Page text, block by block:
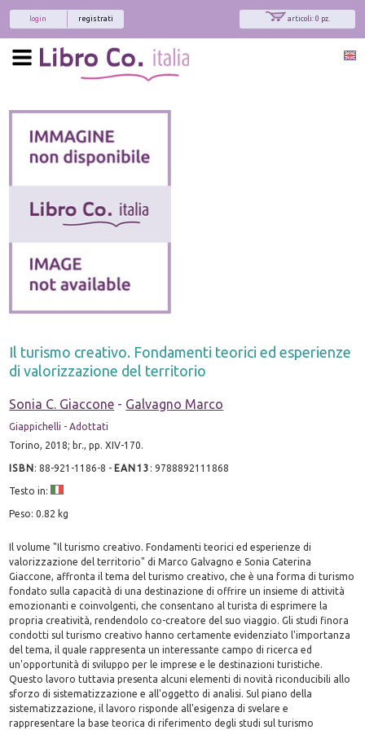
articoli: 0 pz.
registrati
login
Il turismo creativo. Fondamenti teorici ed esperienze
di valorizzazione del territorio
Sonia C. Giaccone - Galvagno Marco
Giappichelli - Adottati
Torino, 2018; br., pp. XIV-170.
ISBN:88-921-1186-8 - EAN13 :9788892111868
Testo in:
Peso: 0.82 kg
Il volume "Il turismo creativo. Fondamenti teorici ed esperienze di
valorizzazione del territorio" di Marco Galvagno e Sonia Caterina
Giaccone, affronta il tema del turismo creativo, che è una forma di turismo
fondato sulla capacità di una destinazione di offrire un insieme di attività
emozionanti e coinvolgenti, che consentano al turista di esprimere la
propria creatività, rendendolo co-creatore del suo viaggio. Gli studi finora
condotti sul turismo creativo hanno certamente evidenziato l'importanza
del tema, il quale rappresenta un interessante campo di ricerca ed
un'opportunità di sviluppo per le imprese e le destinazioni turistiche.
Questo lavoro tuttavia presenta alcuni elementi di novità riconducibili allo
sforzo di sistematizzazione e all'oggetto di analisi. Sul piano della
sistematizzazione, il lavoro risponde all'esigenza di svelare e
rappresentare la base teorica di riferimento degli studi sul turismo